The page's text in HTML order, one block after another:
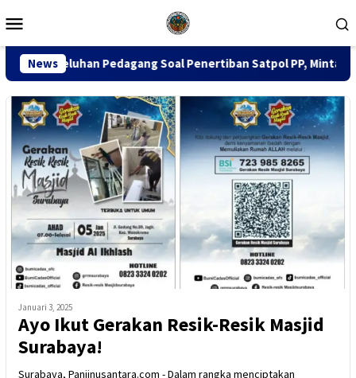
ke
Mobile
News Soal Penertiban Satpol PP, Minta Pendekatan
Januari 3, 2025
Ayo Ikut Gerakan Resik-Resik Masjid
Surabaya!
Surabaya, Panjinusantara.com - Dalam rangka menciptakan